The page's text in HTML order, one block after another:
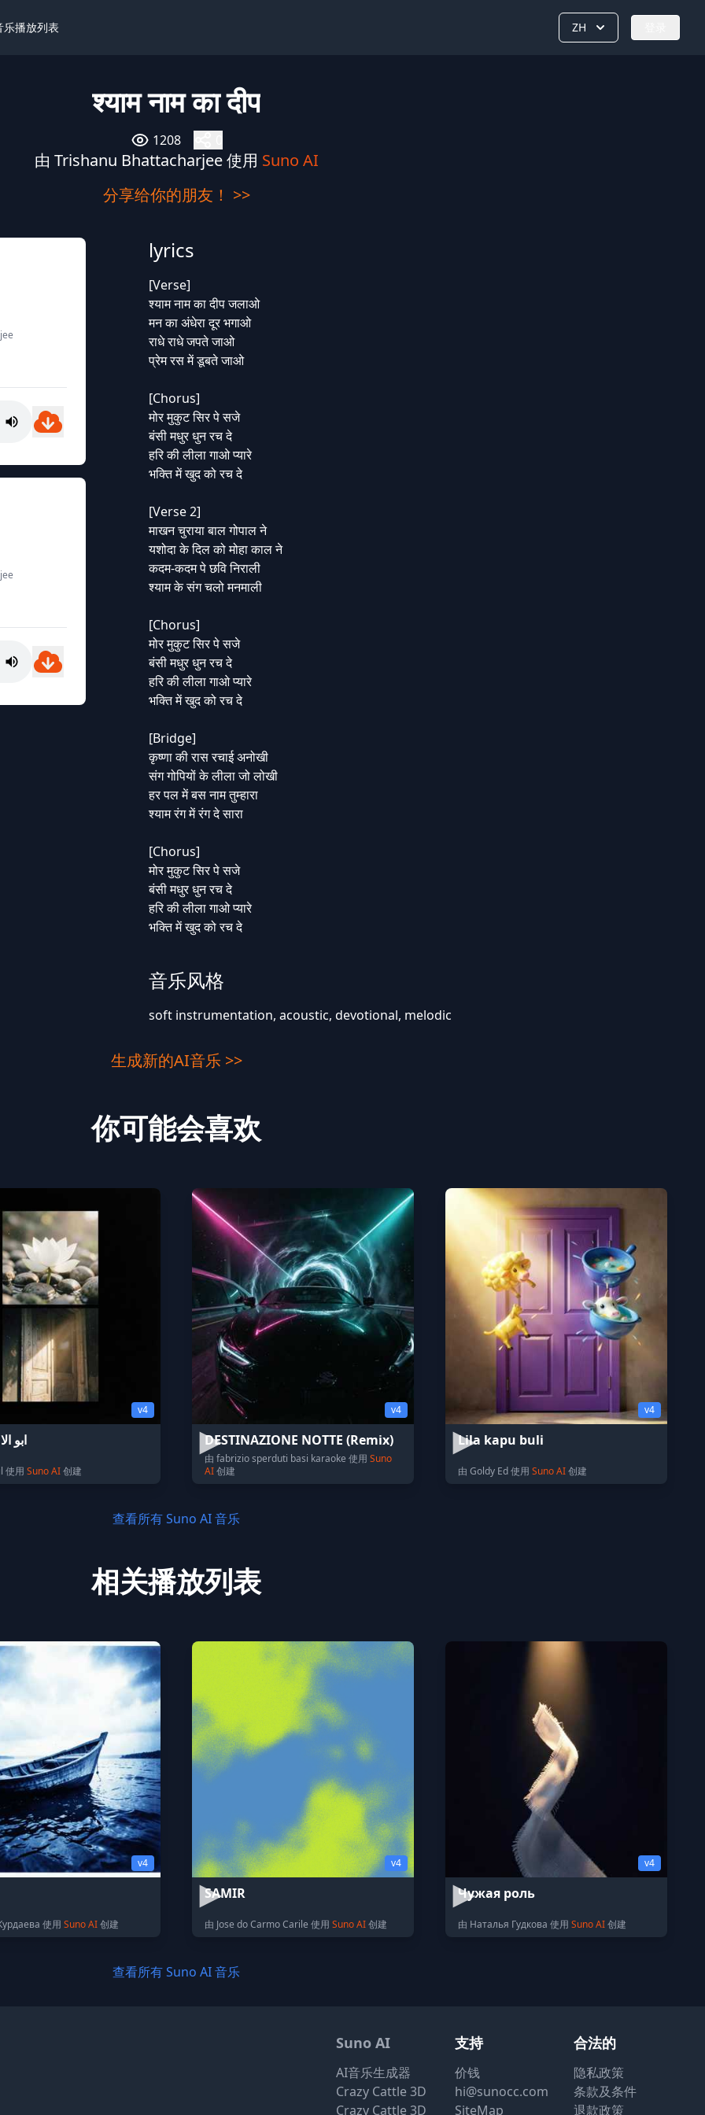
乐播放列表 ZH
श्याम नाम का दीप
1208
由 Trishanu Bhattacharjee 使用 Suno AI
分享给你的朋友！ >>
lyrics
[Verse]
श्याम नाम का दीप जलाओ
मन का अंधेरा दूर भगाओ
राधे राधे जपते जाओ
प्रेम रस में डूबते जाओ
[Chorus]
मोर मुकुट सिर पे सजे
बंसी मधुर धुन रच दे
हरि की लीला गाओ प्यारे
भक्ति में खुद को रच दे
[Verse 2]
माखन चुराया बाल गोपाल ने
यशोदा के दिल को मोहा काल ने
कदम-कदम पे छवि निराली
श्याम के संग चलो मनमाली
[Chorus]
मोर मुकुट सिर पे सजे
बंसी मधुर धुन रच दे
हरि की लीला गाओ प्यारे
भक्ति में खुद को रच दे
[Bridge]
कृष्णा की रास रचाई अनोखी
संग गोपियों के लीला जो लोखी
हर पल में बस नाम तुम्हारा
श्याम रंग में रंग दे सारा
[Chorus]
मोर मुकुट सिर पे सजे
बंसी मधुर धुन रच दे
हरि की लीला गाओ प्यारे
भक्ति में खुद को रच दे
音乐风格
soft instrumentation, acoustic, devotional, melodic
生成新的AI音乐 >>
你可能会喜欢
v4
ابو
使用 Suno AI创建
v4
DESTINAZIONE NOTTE (Remix)
由 fabrizio sperduti basi karaoke 使用 Suno
AI创建
v4
Lila kapu buli
由 Goldy Ed 使用 Suno AI创建
查看所有 Suno AI 音乐
相关播放列表
v4
使用 Suno AI创建
v4
SAMIR
由 Jose do Carmo Carile 使用 Suno AI创建
v4
Чужая роль
由 Наталья Гудкова 使用 Suno AI创建
查看所有 Suno AI 音乐
Suno AI
AI音乐生成器
Crazy Cattle 3D
Crazy Cattle 3D
支持
价钱
hi@sunocc.com
SiteMap
合法的
隐私政策
条款及条件
退款政策